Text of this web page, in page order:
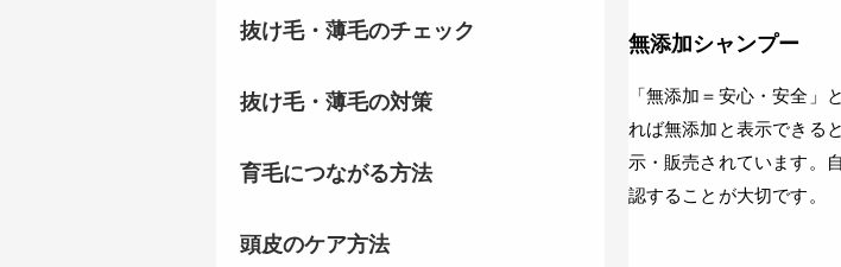
無添加シャンプー
「無添加＝安心・安全
れば無添加と表示できる
示・販売されています。
認することが大切です。
抜け毛・薄毛のチェック
抜け毛・薄毛の対策
育毛につながる方法
頭皮のケア方法